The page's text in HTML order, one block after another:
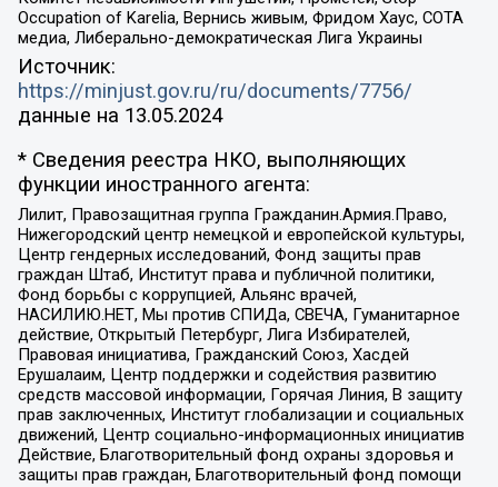
Occupation of Karelia, Вернись живым, Фридом Хаус, СОТА
медиа, Либерально-демократическая Лига Украины
Источник:
https://minjust.gov.ru/ru/documents/7756/
данные на 13.05.2024
* Сведения реестра НКО, выполняющих
функции иностранного агента:
Лилит, Правозащитная группа Гражданин.Армия.Право,
Нижегородский центр немецкой и европейской культуры,
Центр гендерных исследований, Фонд защиты прав
граждан Штаб, Институт права и публичной политики,
Фонд борьбы с коррупцией, Альянс врачей,
НАСИЛИЮ.НЕТ, Мы против СПИДа, СВЕЧА, Гуманитарное
действие, Открытый Петербург, Лига Избирателей,
Правовая инициатива, Гражданский Союз, Хасдей
Ерушалаим, Центр поддержки и содействия развитию
средств массовой информации, Горячая Линия, В защиту
прав заключенных, Институт глобализации и социальных
движений, Центр социально-информационных инициатив
Действие, Благотворительный фонд охраны здоровья и
защиты прав граждан, Благотворительный фонд помощи